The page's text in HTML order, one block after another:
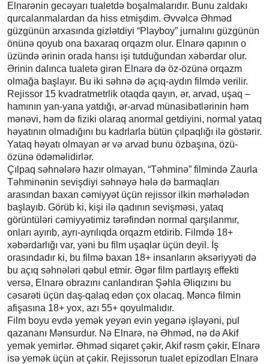
Elnarənin gecəyarı tualetdə boşalmalarıdır. Bunu zaldakı
qurcalanmalardan da hiss etmişdim. Əvvəlcə Əhməd
güzgünün arxasında gizlətdiyi “Playboy” jurnalını güzgünün
önünə qoyub ona baxaraq orqazm olur. Elnarə qapının o
üzündə ərinin orada hansı işi tutduğundan xəbərdar olur.
Ərinin dalınca tualetə girən Elnarə də öz-özünə orqazm
olmağa başlayır. Bu iki səhnə də açıq-aydın filmdə verilir.
Rejissor 15 kvadratmetrlik otaqda qayın, ər, arvad, uşaq –
hamının yan-yana yatdığı, ər-arvad münasibətlərinin həm
mənəvi, həm də fiziki olaraq anormal getdiyini, normal yataq
həyatının olmadığını bu kadrlarla bütün çılpaqlığı ilə göstərir.
Yataq həyatı olmayan ər və arvad bunu özbaşına, özü-
özünə ödəməlidirlər.
Çılpaq səhnələrə hazır olmayan, “Təhminə” filmində Zaurla
Təhminənin sevişdiyi səhnəyə hələ də barmaqları
arasından baxan cəmiyyət üçün rejissor ilkin mərhələdən
başlayıb. Görüb ki, kişi ilə qadının sevişməsi, yataq
görüntüləri cəmiyyətimiz tərəfindən normal qarşılanmır,
onları ayırıb, ayrı-ayrılıqda orqazm etdirib. Filmdə 18+
xəbərdarlığı var, yəni bu film uşaqlar üçün deyil. İş
orasındadır ki, bu filmə baxan 18+ insanların əksəriyyəti də
bu açıq səhnələri qəbul etmir. Əgər film partlayış effekti
versə, Elnarə obrazını canlandıran Şəhla Əliqızını bu
cəsarəti üçün daş-qalaq edən çox olacaq. Məncə filmin
afişasına 18+ yox, azı 55+ qoyulmalıdır.
Film boyu evdə yemək yeyən evin yeganə işləyəni, pul
qazananı Mənsurdur. Nə Elnarə, nə Əhməd, nə də Akif
yemək yemirlər. Əhməd siqaret çəkir, Akif rəsm çəkir, Elnarə
isə yemək üçün ət çəkir. Rejissorun tualet epizodları Elnarə